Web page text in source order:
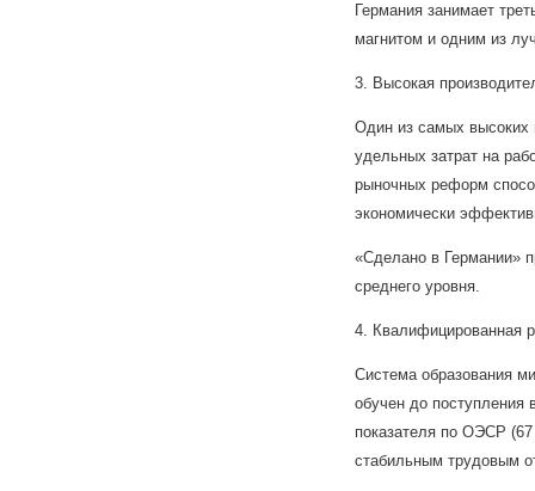
Германия занимает
магнитом и одним из
3. Высокая
Один из самых высоких
удельных затрат на
рыночных реформ
экономически
«Сделано в Германии»
среднего уровня.
4. Квалифицированная
Система образования
обучен до
показателя по ОЭСР (67
стабильным трудовым